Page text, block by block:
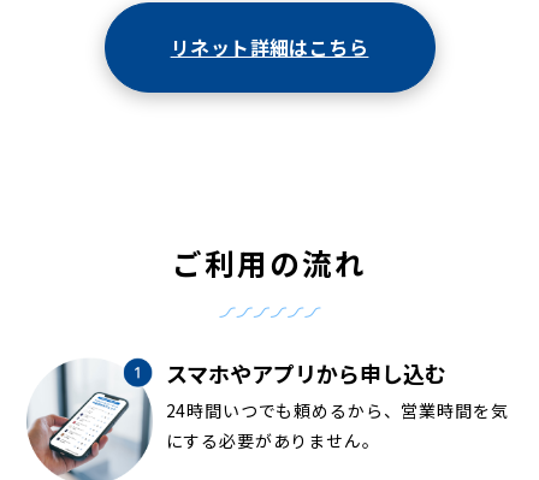
リネット詳細はこちら
ご利用の流れ
スマホやアプリから申し込む
24時間いつでも頼めるから、営業時間を気
にする必要がありません。